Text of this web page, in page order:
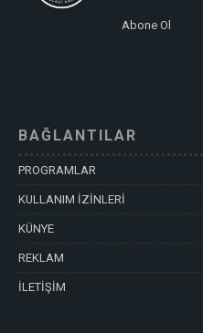
Abone Ol
BAĞLANTILAR
PROGRAMLAR
KULLANIM İZİNLERİ
KÜNYE
REKLAM
İLETİŞİM